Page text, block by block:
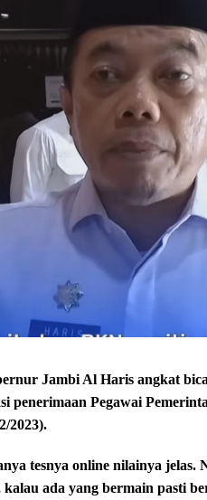
Jambi Al Haris angkat
penerimaan Pegawai
2023).
tesnya online nilainya
ada yang bermain pasti